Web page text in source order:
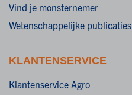
Vind je monsternemer
Wetenschappelijke publicaties
KLANTENSERVICE
Klantenservice Agro